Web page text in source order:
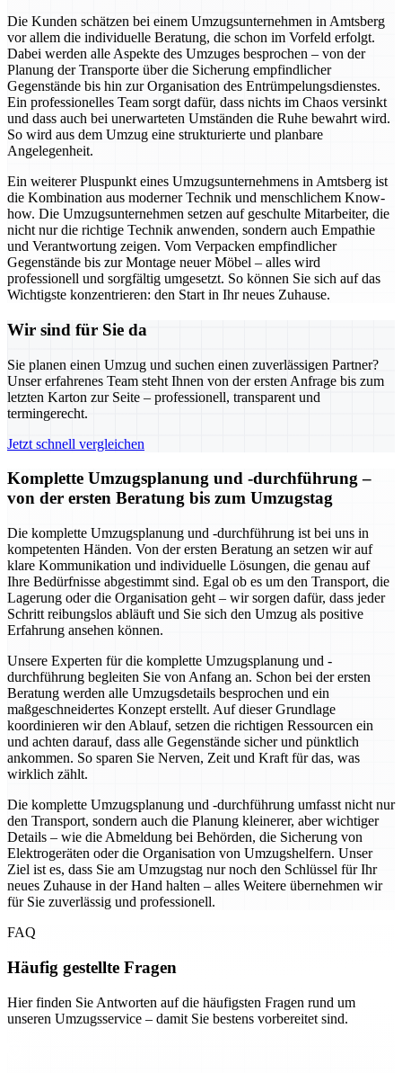
Die Kunden schätzen bei einem Umzugsunternehmen in Amtsberg
vor allem die individuelle Beratung, die schon im Vorfeld erfolgt.
Dabei werden alle Aspekte des Umzuges besprochen – von der
Planung der Transporte über die Sicherung empfindlicher
Gegenstände bis hin zur Organisation des Entrümpelungsdienstes.
Ein professionelles Team sorgt dafür, dass nichts im Chaos versinkt
und dass auch bei unerwarteten Umständen die Ruhe bewahrt wird.
So wird aus dem Umzug eine strukturierte und planbare
Angelegenheit.
Ein weiterer Pluspunkt eines Umzugsunternehmens in Amtsberg ist
die Kombination aus moderner Technik und menschlichem Know-
how. Die Umzugsunternehmen setzen auf geschulte Mitarbeiter, die
nicht nur die richtige Technik anwenden, sondern auch Empathie
und Verantwortung zeigen. Vom Verpacken empfindlicher
Gegenstände bis zur Montage neuer Möbel – alles wird
professionell und sorgfältig umgesetzt. So können Sie sich auf das
Wichtigste konzentrieren: den Start in Ihr neues Zuhause.
Wir sind für Sie da
Sie planen einen Umzug und suchen einen zuverlässigen Partner?
Unser erfahrenes Team steht Ihnen von der ersten Anfrage bis zum
letzten Karton zur Seite – professionell, transparent und
termingerecht.
Jetzt schnell vergleichen
Komplette Umzugsplanung und -durchführung –
von der ersten Beratung bis zum Umzugstag
Die komplette Umzugsplanung und -durchführung ist bei uns in
kompetenten Händen. Von der ersten Beratung an setzen wir auf
klare Kommunikation und individuelle Lösungen, die genau auf
Ihre Bedürfnisse abgestimmt sind. Egal ob es um den Transport, die
Lagerung oder die Organisation geht – wir sorgen dafür, dass jeder
Schritt reibungslos abläuft und Sie sich den Umzug als positive
Erfahrung ansehen können.
Unsere Experten für die komplette Umzugsplanung und -
durchführung begleiten Sie von Anfang an. Schon bei der ersten
Beratung werden alle Umzugsdetails besprochen und ein
maßgeschneidertes Konzept erstellt. Auf dieser Grundlage
koordinieren wir den Ablauf, setzen die richtigen Ressourcen ein
und achten darauf, dass alle Gegenstände sicher und pünktlich
ankommen. So sparen Sie Nerven, Zeit und Kraft für das, was
wirklich zählt.
Die komplette Umzugsplanung und -durchführung umfasst nicht nur
den Transport, sondern auch die Planung kleinerer, aber wichtiger
Details – wie die Abmeldung bei Behörden, die Sicherung von
Elektrogeräten oder die Organisation von Umzugshelfern. Unser
Ziel ist es, dass Sie am Umzugstag nur noch den Schlüssel für Ihr
neues Zuhause in der Hand halten – alles Weitere übernehmen wir
für Sie zuverlässig und professionell.
FAQ
Häufig gestellte Fragen
Hier finden Sie Antworten auf die häufigsten Fragen rund um
unseren Umzugsservice – damit Sie bestens vorbereitet sind.